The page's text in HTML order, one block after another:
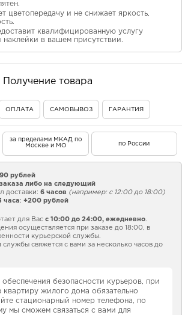
цветопередачу и не снижает яркость,
квалифицированную услугу
наклейки в вашем присутствии.
Получение товара
ОПЛАТА САМОВЫВОЗ ГАРАНТИЯ
за пределами МКАД по
Москве и МО
по России
рублей
либо на следующий
доставки: 6 часов (например: с 12:00 до 18:00)
часа : +200 рублей
для Вас с 10:00 до 24:00, ежедневно.
осуществляется при заказе до 18:00, в
курьерской службы.
свяжется с вами за несколько часов до
обеспечения безопасности курьеров, при
квартиру жилого дома обязательно
стационарный номер телефона, по
мы сможем связаться с вами для